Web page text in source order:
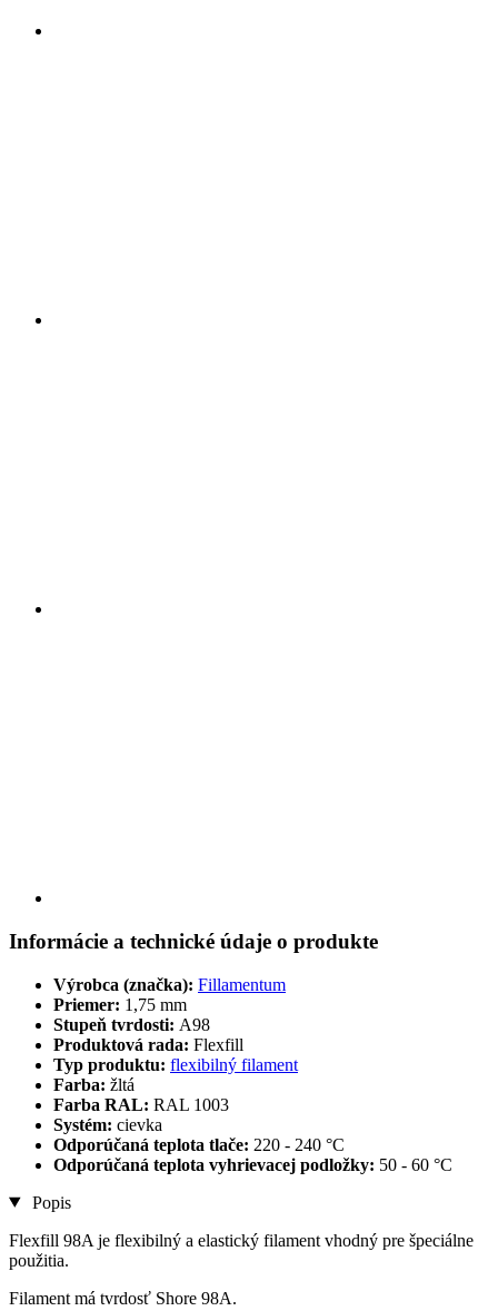
Informácie a technické údaje o produkte
Výrobca (značka): Fillamentum
Priemer: 1,75 mm
Stupeň tvrdosti: A98
Produktová rada: Flexfill
Typ produktu: flexibilný filament
Farba: žltá
Farba RAL: RAL 1003
Systém: cievka
Odporúčaná teplota tlače: 220 - 240 °C
Odporúčaná teplota vyhrievacej podložky: 50 - 60 °C
Popis
Flexfill 98A je flexibilný a elastický filament vhodný pre špeciálne
použitia.
Filament má tvrdosť Shore 98A.